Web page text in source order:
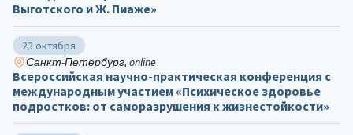
Выготского и Ж. Пиаже»
23 октября
Санкт-Петербург, online
Всероссийская научно-практическая конференция с
международным участием «Психическое здоровье
подростков: от саморазрушения к жизнестойкости»